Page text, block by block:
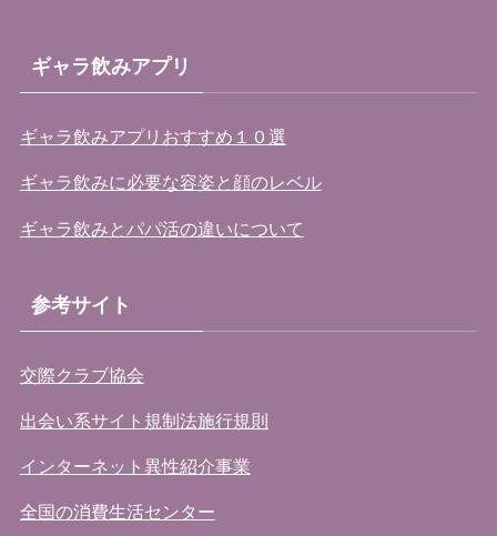
ギャラ飲みアプリ
ギャラ飲みアプリおすすめ１０選
ギャラ飲みに必要な容姿と顔のレベル
ギャラ飲みとパパ活の違いについて
参考サイト
交際クラブ協会
出会い系サイト規制法施行規則
インターネット異性紹介事業
全国の消費生活センター